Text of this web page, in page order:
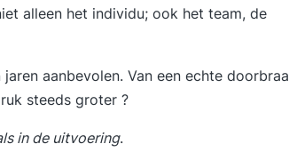
alleen het individu; ook het team, de
aanbevolen. Van een echte
steeds groter ?
in de uitvoering.